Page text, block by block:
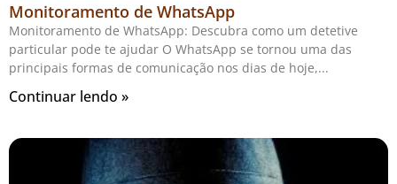
Monitoramento de WhatsApp
Monitoramento de WhatsApp: Descubra como um detetive
particular pode te ajudar O WhatsApp se tornou uma das
principais formas de comunicação nos dias de hoje,
Continuar lendo »